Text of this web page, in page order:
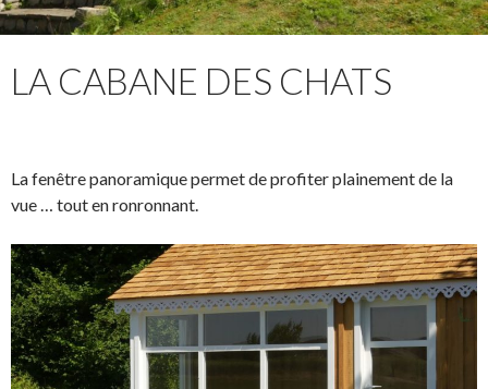
LA CABANE DES CHATS
La fenêtre panoramique permet de profiter plainement de la
vue … tout en ronronnant.